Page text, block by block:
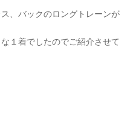
、バックのロングトレーンが
１着でしたのでご紹介させて